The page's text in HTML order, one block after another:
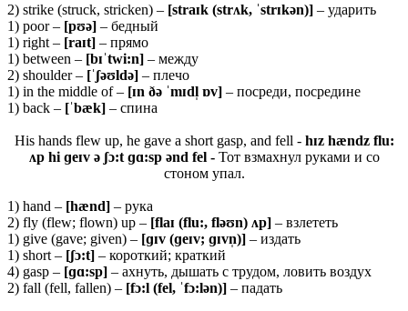
2) strike (struck, stricken) – [straɪk (strʌk, ˈstrɪkən)] – ударить
1) poor – [pʊə] – бедный
1) right – [raɪt] – прямо
1) between – [bɪˈtwi:n] – между
2) shoulder – [ˈʃəʊldə] – плечо
1) in the middle of – [ɪn ðə ˈmɪdl̩ ɒv] – посреди, посредине
1) back – [ˈbæk] – спина
His hands flew up, he gave a short gasp, and fell - hɪz hændz flu:
ʌp hi ɡeɪv ə ʃɔ:t ɡɑ:sp ənd fel - Тот взмахнул руками и со
стоном упал.
1) hand – [hænd] – рука
2) fly (flew; flown) up – [flaɪ (flu:, fləʊn) ʌp] – взлететь
1) give (gave; given) – [ɡɪv (ɡeɪv; ɡɪvn̩)] – издать
1) short – [ʃɔ:t] – короткий; краткий
4) gasp – [ɡɑ:sp] – ахнуть, дышать с трудом, ловить воздух
2) fall (fell, fallen) – [fɔ:l (fel, ˈfɔ:lən)] – падать